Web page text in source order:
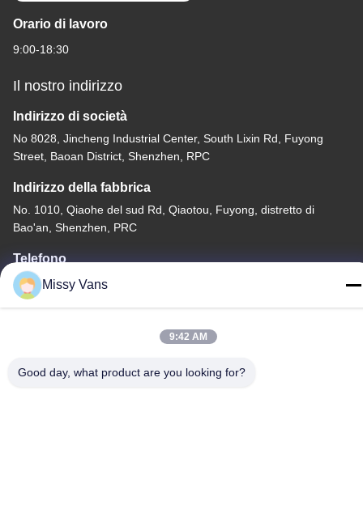
Orario di lavoro
9:00-18:30
Il nostro indirizzo
Indirizzo di società
No 8028, Jincheng Industrial Center, South Lixin Rd, Fuyong
Street, Baoan District, Shenzhen, RPC
Indirizzo della fabbrica
No. 1010, Qiaohe del sud Rd, Qiaotou, Fuyong, distretto di
Bao'an, Shenzhen, PRC
Telefono
+86-185-7643-6547
Cina Buona qualità Componenti del motore giapponesi Fornitore.
Missy Vans
9:42 AM
Good day, what product are you looking for?